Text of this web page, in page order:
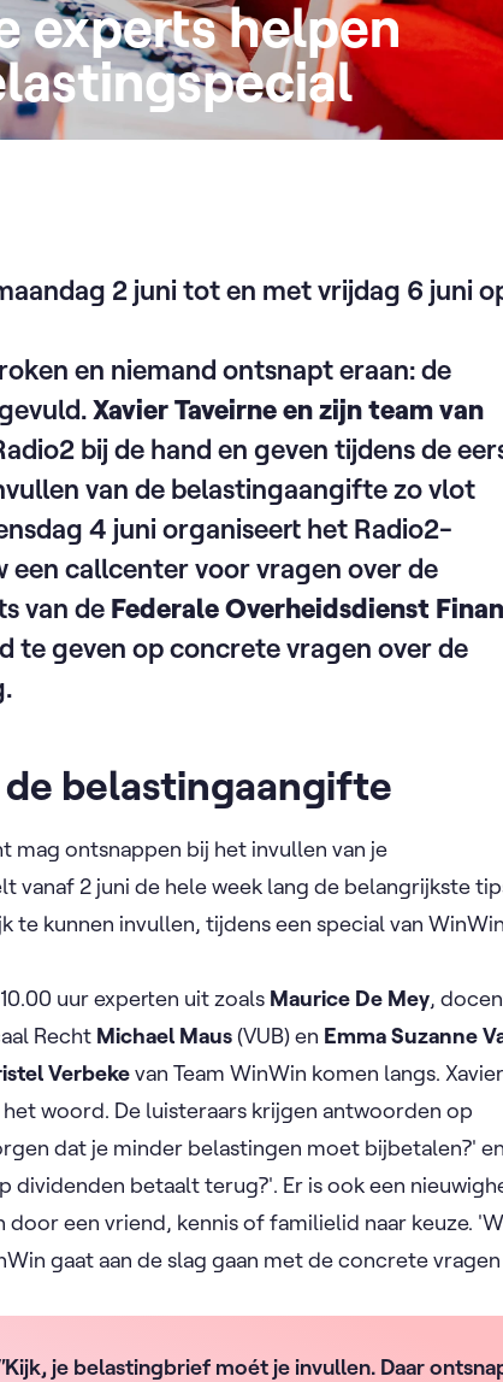
experts helpen
2 juni tot en met vrijdag 6 juni
en niemand ontsnapt eraan: de
Xavier Taveirne en zijn team van
bij de hand en geven tijdens de
van de belastingaangifte zo vlot
4 juni organiseert het Radio2-
callcenter voor vragen over de
van de Federale Overheidsdienst
te geven op concrete vragen over de
belastingaangifte
mag ontsnappen bij het invullen van je
vanaf 2 juni de hele week lang de belangrijkste
kunnen invullen, tijdens een special van
uur experten uit zoals Maurice De Mey,
Recht Michael Maus(VUB) en Emma Suzanne
Verbekevan Team WinWin komen langs.
het woord. De luisteraars krijgen antwoorden op
dat je minder belastingen moet bijbetalen?'
dividenden betaalt terug?'. Er is ook een
een vriend, kennis of familielid naar keuze.
gaat aan de slag gaan met de concrete vragen
Kijk, je belastingbrief moét je invullen. Daar